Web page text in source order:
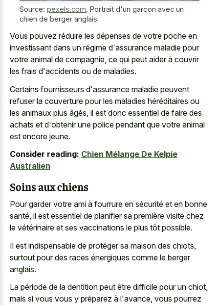
Source: pexels.com Portrait d'un garçon avec un
chien de berger anglais
Vous pouvez réduire les dépenses de votre poche en
investissant dans un régime d'assurance maladie pour
votre animal de compagnie, ce qui peut aider à couvrir
les frais d'accidents ou de maladies.
Certains fournisseurs d'assurance maladie peuvent
refuser la couverture pour les maladies héréditaires ou
les animaux plus âgés, il est donc essentiel de faire des
achats et d'obtenir une police pendant que votre animal
est encore jeune.
Consider reading: Chien Mélange De Kelpie
Australien
Soins aux chiens
Pour garder votre ami à fourrure en sécurité et en bonne
santé, il est essentiel de planifier sa première visite chez
le vétérinaire et ses vaccinations le plus tôt possible.
Il est indispensable de protéger sa maison des chiots,
surtout pour des races énergiques comme le berger
anglais.
La période de la dentition peut être difficile pour un chiot,
mais si vous vous y préparez à l'avance, vous pourrez